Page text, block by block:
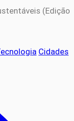
(Edição
Cidades